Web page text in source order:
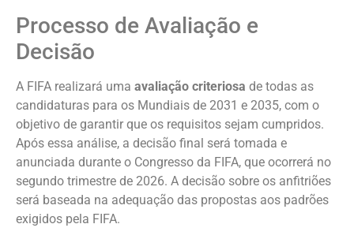
Processo de Avaliação e
Decisão
A FIFA realizará uma avaliação criteriosa de todas as
candidaturas para os Mundiais de 2031 e 2035, com o
objetivo de garantir que os requisitos sejam cumpridos.
Após essa análise, a decisão final será tomada e
anunciada durante o Congresso da FIFA, que ocorrerá no
segundo trimestre de 2026. A decisão sobre os anfitriões
será baseada na adequação das propostas aos padrões
exigidos pela FIFA.